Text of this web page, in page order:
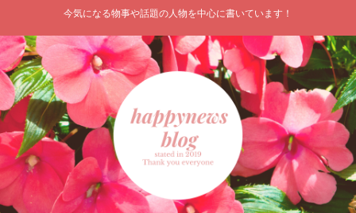
今気になる物事や話題の人物を中心に書いています！